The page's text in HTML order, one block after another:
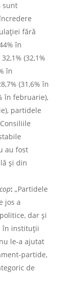
sunt
fără
în
(32,1%
în
(31,6% în
în februarie),
partidele
au fost
și din
: „Partidele
jos a
dar şi
în instituţii
le-a ajutat
partide,
de